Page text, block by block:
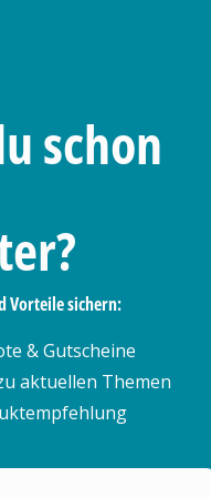
schon
Vorteile sichern:
& Gutscheine
aktuellen Themen